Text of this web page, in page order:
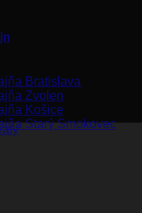
Bratislava
Zvolen
Košice
Starý Smokovec